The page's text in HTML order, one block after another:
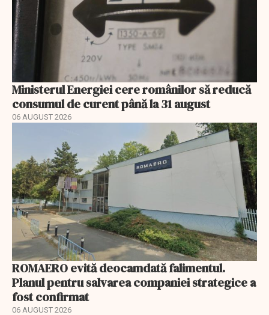
Ministerul Energiei cere românilor să reducă
consumul de curent până la 31 august
06 AUGUST 2026
ROMAERO evită deocamdată falimentul.
Planul pentru salvarea companiei strategice a
fost confirmat
06 AUGUST 2026